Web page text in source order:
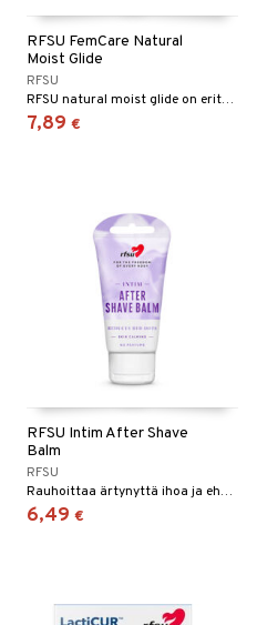
RFSU FemCare Natural
Moist Glide
RFSU
RFSU natural moist glide on erityisesti kehitetty kuiville limakalvoille.
7,89 €
RFSU Intim After Shave
Balm
RFSU
Rauhoittaa ärtynyttä ihoa ja ehkäisee punaisia näppylöitä ajelun jälkeen.
6,49 €